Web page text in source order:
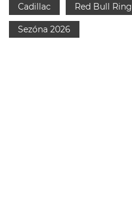
Cadillac Red Bull Ring
Sezóna 2026